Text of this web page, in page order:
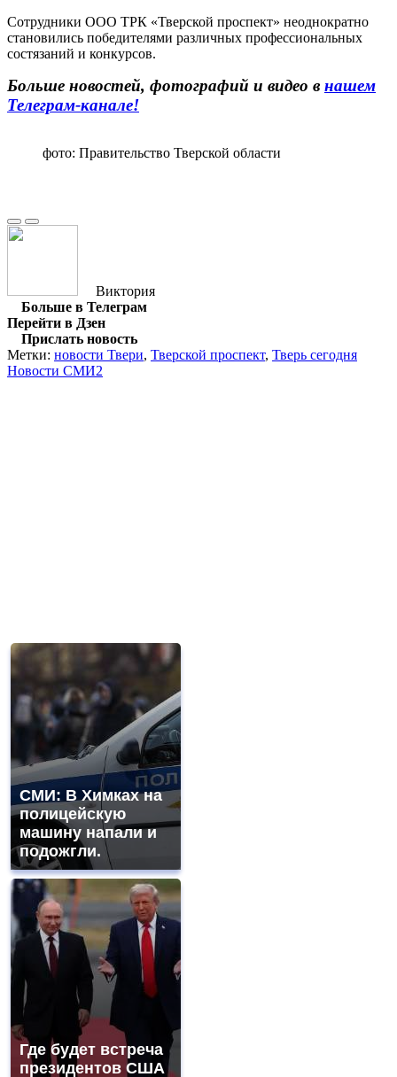
Сотрудники ООО ТРК «Тверской проспект» неоднократно
становились победителями различных профессиональных
состязаний и конкурсов.
Больше новостей, фотографий и видео в нашем
Телеграм-канале!
фото: Правительство Тверской области
Виктория
Больше в Телеграм
Перейти в Дзен
Прислать новость
Метки: новости Твери, Тверской проспект, Тверь сегодня
Новости СМИ2
СМИ: В Химках на
полицейскую
машину напали и
подожгли.
Где будет встреча
президентов США